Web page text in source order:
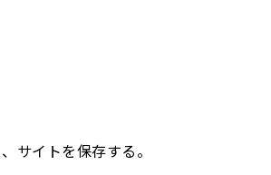
サイトを保存する。